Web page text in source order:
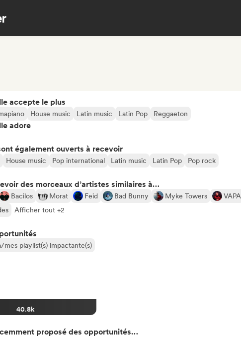
accepte le plus
House music Latin music Latin Pop Reggaeton
adore
également ouverts à recevoir
House music Pop international Latin music Latin Pop Pop rock
des morceaux d’artistes similaires à…
Bacilos Morat Feid Bad Bunny Myke Towers
VAPA
Afficher tout +2
mes playlist(s) impactante(s)
40.8k
proposé des opportunités…